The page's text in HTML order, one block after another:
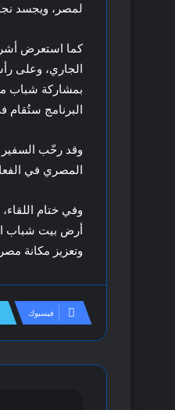
لمصر، ويجسد
كما استعرض
الجاري، وعلى
بمشاركة شباب من
البرنامج ستُقام
وقد رحّب السفير
المصري في
وفي ختام
أرض بيت شباب
وتعزيز مكانة
فيسبوك